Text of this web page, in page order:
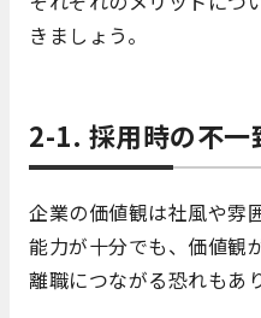
きましょう。
2-1. 採用時の不一
企業の価値観は社風や雰
能力が十分でも、価値観
離職につながる恐れもあり